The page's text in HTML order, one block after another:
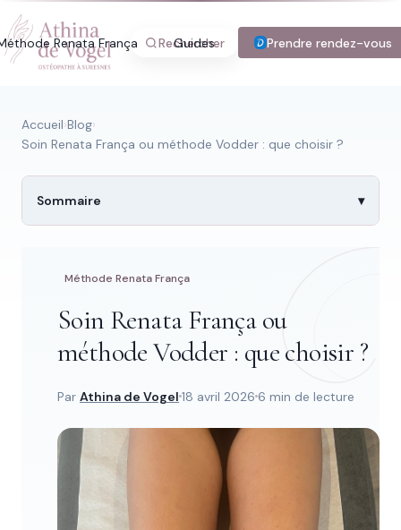
Renata França Guides Blog Tarifs
Rechercher Prendre rendez-vous
Recherche rapide
Trouver une page
Tapez au moins 2 lettres.
Accueil›Blog›
Soin Renata França ou méthode Vodder : que choisir ?
Sommaire
Méthode Renata França
Soin Renata França ou
méthode Vodder : que choisir ?
Par Athina de Vogel 18 avril 2026 6 min de lecture